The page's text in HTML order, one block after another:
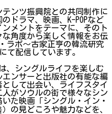
ンツ振興院との共同制作に
ドラマ、映画、K-POPなど
メントをテーマに、そのト
な角度から楽しく情報をお伝
ラボ～古家正亨の韓流研究
て配信しています。
、シングルライフを楽しむ
ンサーと出版社の有能な編
して出会い、ライフスタイ
がソウルの街で様々なシン
た映画「シングル・イン・
の見どころや魅力などを、